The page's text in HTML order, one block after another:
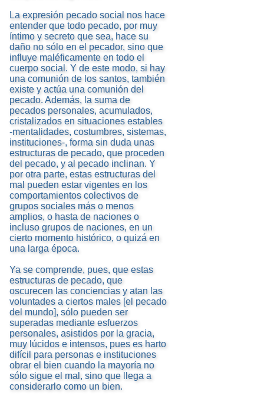
La expresión pecado social nos hace
entender que todo pecado, por muy
íntimo y secreto que sea, hace su
daño no sólo en el pecador, sino que
influye maléficamente en todo el
cuerpo social. Y de este modo, si hay
una comunión de los santos, también
existe y actúa una comunión del
pecado. Además, la suma de
pecados personales, acumulados,
cristalizados en situaciones estables
-mentalidades, costumbres, sistemas,
instituciones-, forma sin duda unas
estructuras de pecado, que proceden
del pecado, y al pecado inclinan. Y
por otra parte, estas estructuras del
mal pueden estar vigentes en los
comportamientos colectivos de
grupos sociales más o menos
amplios, o hasta de naciones o
incluso grupos de naciones, en un
cierto momento histórico, o quizá en
una larga época.
Ya se comprende, pues, que estas
estructuras de pecado, que
oscurecen las conciencias y atan las
voluntades a ciertos males [el pecado
del mundo], sólo pueden ser
superadas mediante esfuerzos
personales, asistidos por la gracia,
muy lúcidos e intensos, pues es harto
difícil para personas e instituciones
obrar el bien cuando la mayoría no
sólo sigue el mal, sino que llega a
considerarlo como un bien.